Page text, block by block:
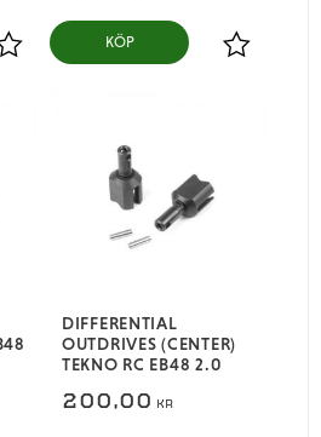
Lägg till i favoriter Lägg till i
KÖP
DIFFERENTIAL
OUTDRIVES (CENTER)
TEKNO RC EB48 2.0
200,00 KR